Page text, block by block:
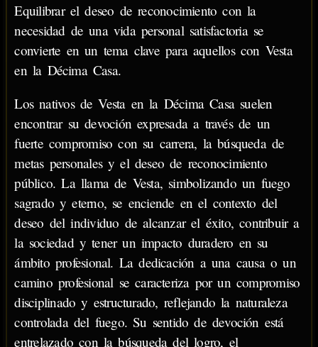
Equilibrar el deseo de reconocimiento con la
necesidad de una vida personal satisfactoria se
convierte en un tema clave para aquellos con Vesta
en la Décima Casa.
Los nativos de Vesta en la Décima Casa suelen
encontrar su devoción expresada a través de un
fuerte compromiso con su carrera, la búsqueda de
metas personales y el deseo de reconocimiento
público. La llama de Vesta, simbolizando un fuego
sagrado y eterno, se enciende en el contexto del
deseo del individuo de alcanzar el éxito, contribuir a
la sociedad y tener un impacto duradero en su
ámbito profesional. La dedicación a una causa o un
camino profesional se caracteriza por un compromiso
disciplinado y estructurado, reflejando la naturaleza
controlada del fuego. Su sentido de devoción está
entrelazado con la búsqueda del logro, el